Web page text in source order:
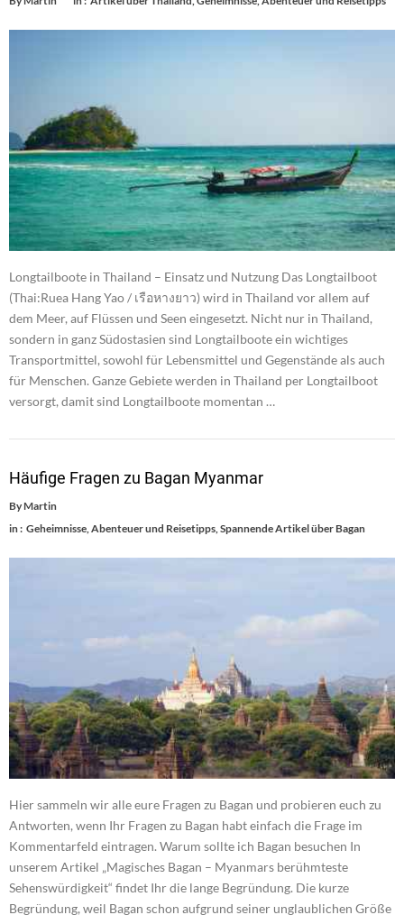
Longtailboote in Thailand – Einsatz und Nutzung Das Longtailboot
(Thai:Ruea Hang Yao / เรือหางยาว) wird in Thailand vor allem auf
dem Meer, auf Flüssen und Seen eingesetzt. Nicht nur in Thailand,
sondern in ganz Südostasien sind Longtailboote ein wichtiges
Transportmittel, sowohl für Lebensmittel und Gegenstände als auch
für Menschen. Ganze Gebiete werden in Thailand per Longtailboot
versorgt, damit sind Longtailboote momentan …
Häufige Fragen zu Bagan Myanmar
ByMartin
in : Geheimnisse, Abenteuer und Reisetipps Spannende Artikel über Bagan
Hier sammeln wir alle eure Fragen zu Bagan und probieren euch zu
Antworten, wenn Ihr Fragen zu Bagan habt einfach die Frage im
Kommentarfeld eintragen. Warum sollte ich Bagan besuchen In
unserem Artikel „Magisches Bagan – Myanmars berühmteste
Sehenswürdigkeit“ findet Ihr die lange Begründung. Die kurze
Begründung, weil Bagan schon aufgrund seiner unglaublichen Größe